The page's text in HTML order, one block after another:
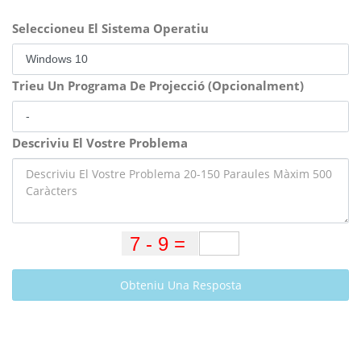
Seleccioneu El Sistema Operatiu
Trieu Un Programa De Projecció (Opcionalment)
Descriviu El Vostre Problema
Obteniu Una Resposta